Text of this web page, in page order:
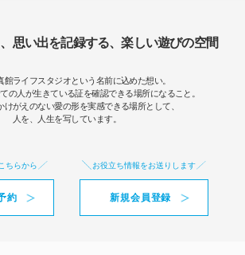
思い出を記録する、楽しい遊びの空間
館ライフスタジオという名前に込めた想い。
の人が生きている証を確認できる場所になること。
けがえのない愛の形を実感できる場所として、
人を、人生を写しています。
ちらから
約
お役立ち情報をお送りします
新規会員登録